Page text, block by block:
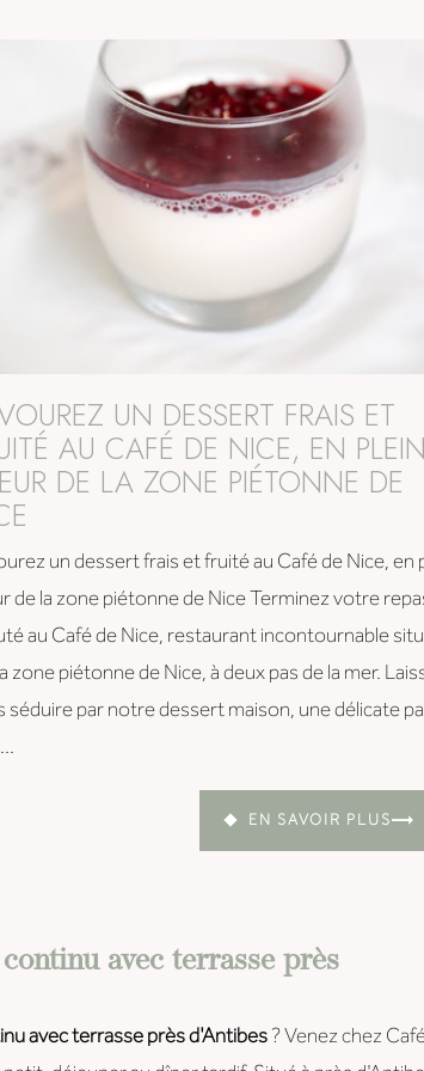
UN DESSERT FRAIS ET
AU CAFÉ DE NICE, EN
DE LA ZONE PIÉTONNE DE
un dessert frais et fruité au Café de Nice, en
de la zone piétonne de Nice Terminez votre
au Café de Nice, restaurant incontournable
zone piétonne de Nice, à deux pas de la mer.
séduire par notre dessert maison, une délicate
EN SAVOIR PLUS
avec terrasse près
avec terrasse près d'Antibes? Venez chez